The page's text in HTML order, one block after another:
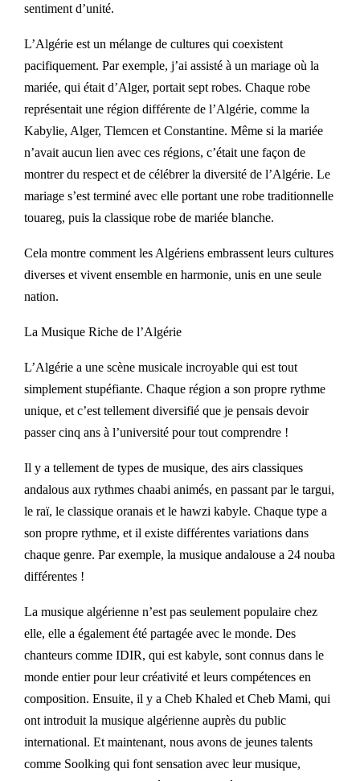
sentiment d’unité.
L’Algérie est un mélange de cultures qui coexistent
pacifiquement. Par exemple, j’ai assisté à un mariage où la
mariée, qui était d’Alger, portait sept robes. Chaque robe
représentait une région différente de l’Algérie, comme la
Kabylie, Alger, Tlemcen et Constantine. Même si la mariée
n’avait aucun lien avec ces régions, c’était une façon de
montrer du respect et de célébrer la diversité de l’Algérie. Le
mariage s’est terminé avec elle portant une robe traditionnelle
touareg, puis la classique robe de mariée blanche.
Cela montre comment les Algériens embrassent leurs cultures
diverses et vivent ensemble en harmonie, unis en une seule
nation.
La Musique Riche de l’Algérie
L’Algérie a une scène musicale incroyable qui est tout
simplement stupéfiante. Chaque région a son propre rythme
unique, et c’est tellement diversifié que je pensais devoir
passer cinq ans à l’université pour tout comprendre !
Il y a tellement de types de musique, des airs classiques
andalous aux rythmes chaabi animés, en passant par le targui,
le raï, le classique oranais et le hawzi kabyle. Chaque type a
son propre rythme, et il existe différentes variations dans
chaque genre. Par exemple, la musique andalouse a 24 nouba
différentes !
La musique algérienne n’est pas seulement populaire chez
elle, elle a également été partagée avec le monde. Des
chanteurs comme IDIR, qui est kabyle, sont connus dans le
monde entier pour leur créativité et leurs compétences en
composition. Ensuite, il y a Cheb Khaled et Cheb Mami, qui
ont introduit la musique algérienne auprès du public
international. Et maintenant, nous avons de jeunes talents
comme Soolking qui font sensation avec leur musique,